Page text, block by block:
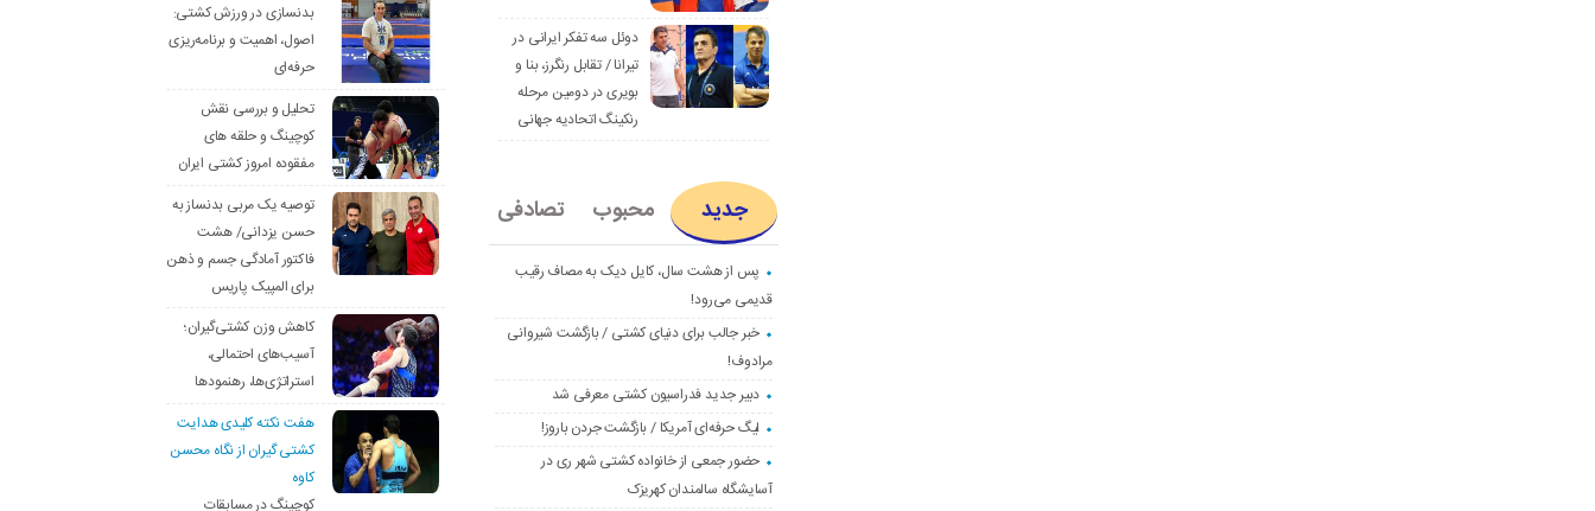
دوئل سه تفکر ایرانی در
تیرانا / تقابل رنگرز، بنا و
بویری در دومین مرحله
رنکینگ اتحادیه جهانی
جدید محبوب تصادفی
پس از هشت سال، کایل دیک به مصاف رقیب
قدیمی می‌رود!
خبر جالب برای دنیای کشتی / بازگشت شیروانی
مرادوف!
دبیر جدید فدراسیون کشتی معرفی شد
لیگ حرفه‌ای آمریکا / بازگشت جردن باروز!
حضور جمعی از خانواده کشتی شهر ری در
آسایشگاه سالمندان کهریزک
بدنسازی در ورزش کشتی:
اصول، اهمیت و برنامه‌ریزی
حرفه‌ای
تحلیل و بررسی نقش
کوچینگ و حلقه های
مفقوده امروز کشتی ایران
توصیه یک مربی بدنساز به
حسن یزدانی/ هشت
فاکتور آمادگی جسم و ذهن
برای المپیک پاریس
کاهش وزن کشتی‌گیران؛
آسیب‌های احتمالی،
استراتژی‌ها، رهنمودها
هفت نکته کلیدی هدایت
کشتی گیران از نگاه محسن
کاوه
کوچینگ در مسابقات